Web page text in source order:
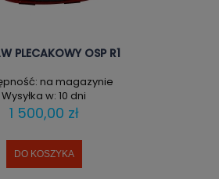
PLECAKOWY OSP R1
na magazynie
Wysyłka w: 10 dni
1 500,00 zł
DO KOSZYKA